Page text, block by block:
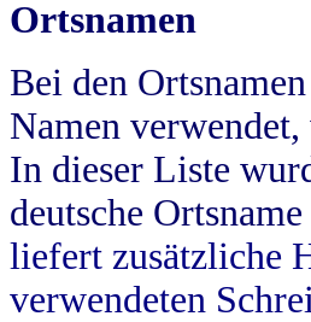
Ortsnamen
Bei den
Namen
In dieser Liste
deutsche
liefert zusätzliche
verwendeten